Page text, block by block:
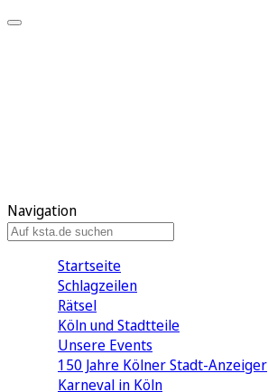
Navigation
Startseite
Schlagzeilen
Rätsel
Köln und Stadtteile
Unsere Events
150 Jahre Kölner Stadt-Anzeiger
Karneval in Köln